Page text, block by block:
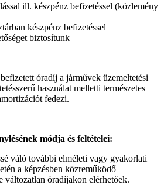
ill. készpénz befizetéssel (közlemény
készpénz befizetéssel
biztosítunk
óradíj a járművek üzemeltetési
használat melletti természetes
fedezi.
módja és feltételei:
váló további elméleti vagy gyakorlati
a képzésben közreműködő
változatlan óradíjakon elérhetőek.